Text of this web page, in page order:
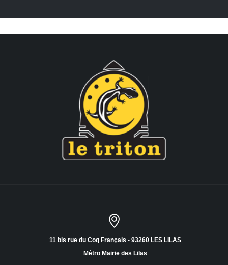
11 bis rue du Coq Français - 93260 LES LILAS
Métro Mairie des Lilas